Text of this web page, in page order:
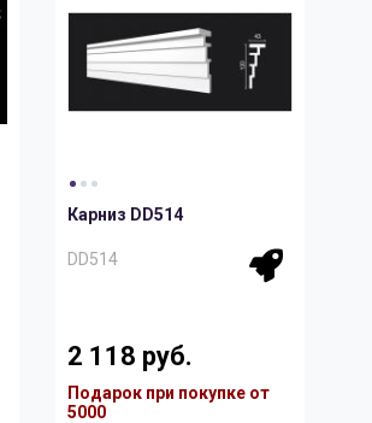
Карниз DD514
DD514
2 118 руб.
Подарок при покупке от
5000